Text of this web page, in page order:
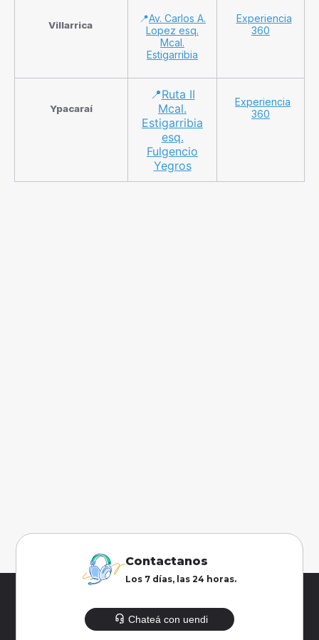
Villarrica
📍Av. Carlos A.
Lopez esq.
Mcal.
Estigarribia
Experiencia
360
Ypacaraí
📍Ruta II
Mcal.
Estigarribia
esq.
Fulgencio
Yegros
Experiencia
360
Contactanos
Los 7 días, las 24 horas.
Chateá con uendi